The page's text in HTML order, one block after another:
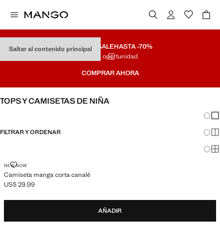
Saltar al contenido principal
SUMMER SALEHASTA -70%
Última oportunidad
COMPRAR AHORA
TOPS Y CAMISETAS DE NIÑA
FILTRAR Y ORDENAR
NEW NOW
Camiseta manga corta canalé
CAMISETA MANGA CORTA CANALÉ
Precio actual [US$ 29.99 ]
US$ 29.99
AÑADIR